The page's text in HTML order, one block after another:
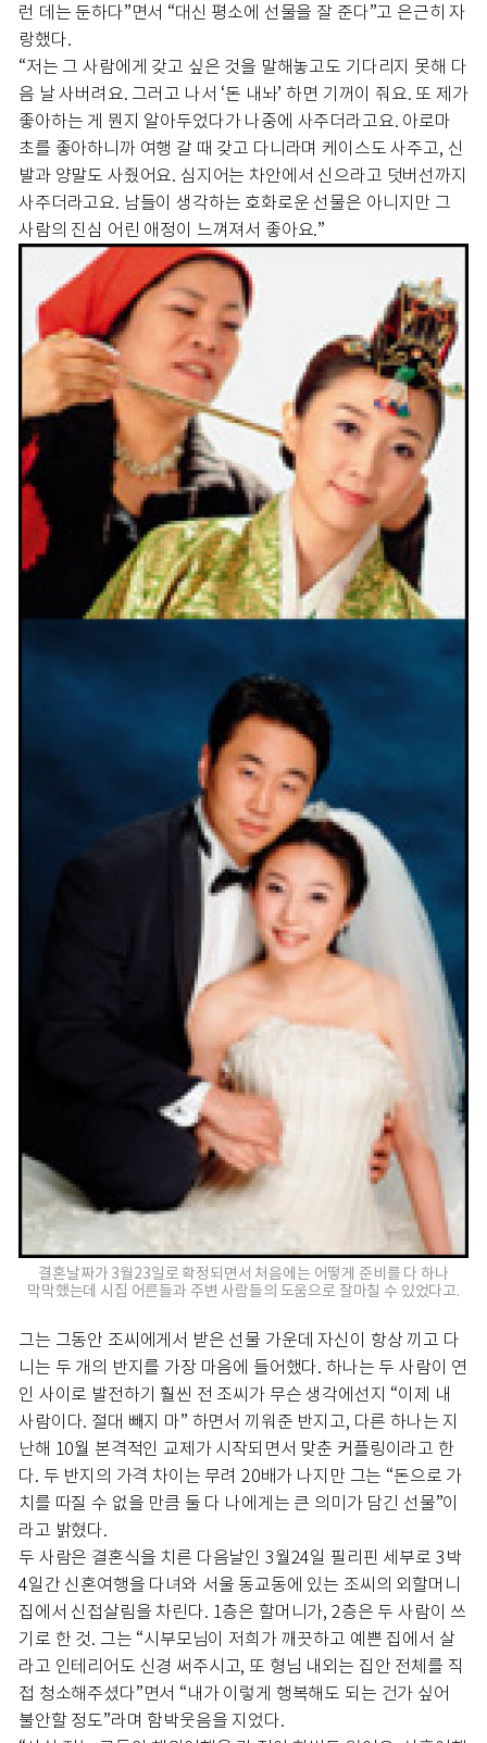
런 데는 둔하다”면서 “대신 평소에 선물을 잘 준다”고 은근히 자
랑했다.
“저는 그 사람에게 갖고 싶은 것을 말해놓고도 기다리지 못해 다
음 날 사버려요. 그러고 나서 ‘돈 내놔’ 하면 기꺼이 줘요. 또 제가
좋아하는 게 뭔지 알아두었다가 나중에 사주더라고요. 아로마
초를 좋아하니까 여행 갈 때 갖고 다니라며 케이스도 사주고, 신
발과 양말도 사줬어요. 심지어는 차안에서 신으라고 덧버선까지
사주더라고요. 남들이 생각하는 호화로운 선물은 아니지만 그
사람의 진심 어린 애정이 느껴져서 좋아요.”
결혼날짜가 3월23일로 확정되면서 처음에는 어떻게 준비를 다 하나
막막했는데 시집 어른들과 주변 사람들의 도움으로 잘마칠 수 있었다고.
그는 그동안 조씨에게서 받은 선물 가운데 자신이 항상 끼고 다
니는 두 개의 반지를 가장 마음에 들어했다. 하나는 두 사람이 연
인 사이로 발전하기 훨씬 전 조씨가 무슨 생각에선지 “이제 내
사람이다. 절대 빼지 마” 하면서 끼워준 반지고, 다른 하나는 지
난해 10월 본격적인 교제가 시작되면서 맞춘 커플링이라고 한
다. 두 반지의 가격 차이는 무려 20배가 나지만 그는 “돈으로 가
치를 따질 수 없을 만큼 둘 다 나에게는 큰 의미가 담긴 선물”이
라고 밝혔다.
두 사람은 결혼식을 치른 다음날인 3월24일 필리핀 세부로 3박
4일간 신혼여행을 다녀와 서울 동교동에 있는 조씨의 외할머니
집에서 신접살림을 차린다. 1층은 할머니가, 2층은 두 사람이 쓰
기로 한 것. 그는 “시부모님이 저희가 깨끗하고 예쁜 집에서 살
라고 인테리어도 신경 써주시고, 또 형님 내외는 집안 전체를 직
접 청소해주셨다”면서 “내가 이렇게 행복해도 되는 건가 싶어
불안할 정도”라며 함박웃음을 지었다.